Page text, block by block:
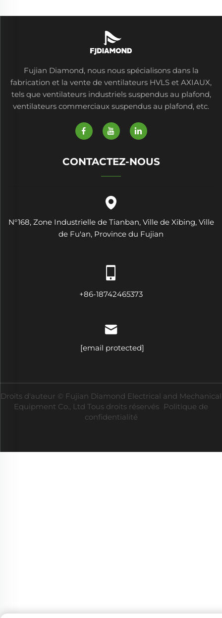
Fujian Diamond, nous nous spécialisons dans la
fabrication et la vente de ventilateurs HVLS et AXIAUX,
tels que ventilateurs industriels suspendus au plafond,
ventilateurs commerciaux suspendus au plafond, etc.
CONTACTEZ-NOUS
N°168, Zone Industrielle de Tianban, Ville de Xibing, Ville
de Fu'an, Province du Fujian
+86-18742465373
[email protected]
Droits d'auteur © Fujian Diamond Electrical and Mechanical
Equipment Co., Ltd Tous droits réservés Politique de
confidentialité